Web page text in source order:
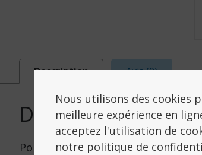
Description Avis (0)
DESCRIPTION
Porte-savon assorti pour la chaise
Nous utilisons des cookies
meilleure expérience en
acceptez l'utilisation de
notre politique de